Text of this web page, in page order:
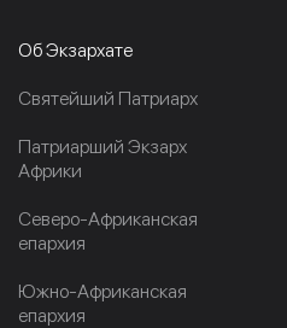
Об Экзархате
Cвятейший Патриарх
Патриарший Экзарх
Африки
Северо-Африканская
епархия
Южно-Африканская
епархия